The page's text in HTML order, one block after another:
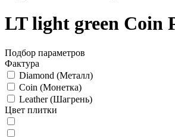
LT light green Coin
Подбор параметров
Фактура
Diamond (Металл)
Coin (Монетка)
Leather (Шагрень)
Цвет плитки